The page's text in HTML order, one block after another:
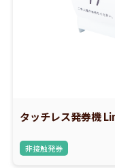
タッチレス発券機
非接触発券